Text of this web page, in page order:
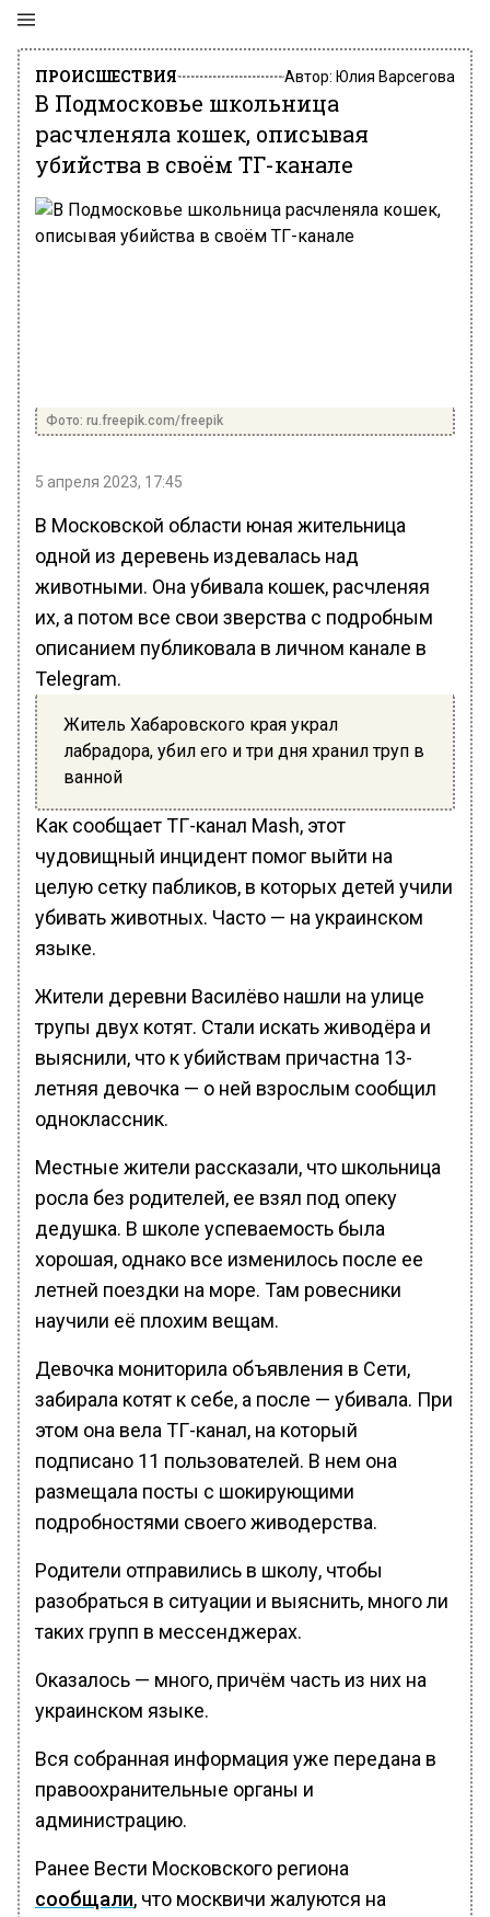
ПРОИСШЕСТВИЯ Автор: Юлия Варсегова
В Подмосковье школьница
расчленяла кошек, описывая
убийства в своём TГ-канале
Фото: ru.freepik.com/freepik
5 апреля 2023, 17:45
В Московской области юная жительница
одной из деревень издевалась над
животными. Она убивала кошек, расчленяя
их, а потом все свои зверства с подробным
описанием публиковала в личном канале в
Telegram.
Житель Хабаровского края украл
лабрадора, убил его и три дня хранил труп в
ванной
Как сообщает ТГ-канал Mash, этот
чудовищный инцидент помог выйти на
целую сетку пабликов, в которых детей учили
убивать животных. Часто — на украинском
языке.
Жители деревни Василёво нашли на улице
трупы двух котят. Стали искать живодёра и
выяснили, что к убийствам причастна 13-
летняя девочка — о ней взрослым сообщил
одноклассник.
Местные жители рассказали, что школьница
росла без родителей, ее взял под опеку
дедушка. В школе успеваемость была
хорошая, однако все изменилось после ее
летней поездки на море. Там ровесники
научили её плохим вещам.
Девочка мониторила объявления в Сети,
забирала котят к себе, а после — убивала. При
этом она вела ТГ-канал, на который
подписано 11 пользователей. В нем она
размещала посты с шокирующими
подробностями своего живодерства.
Родители отправились в школу, чтобы
разобраться в ситуации и выяснить, много ли
таких групп в мессенджерах.
Оказалось — много, причём часть из них на
украинском языке.
Вся собранная информация уже передана в
правоохранительные органы и
администрацию.
Ранее Вести Московского региона
сообщали, что москвичи жалуются на